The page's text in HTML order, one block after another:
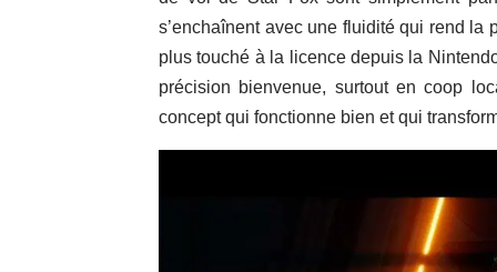
s’enchaînent avec une fluidité qui rend la
plus touché à la licence depuis la
précision bienvenue, surtout en coop
concept qui fonctionne bien et qui